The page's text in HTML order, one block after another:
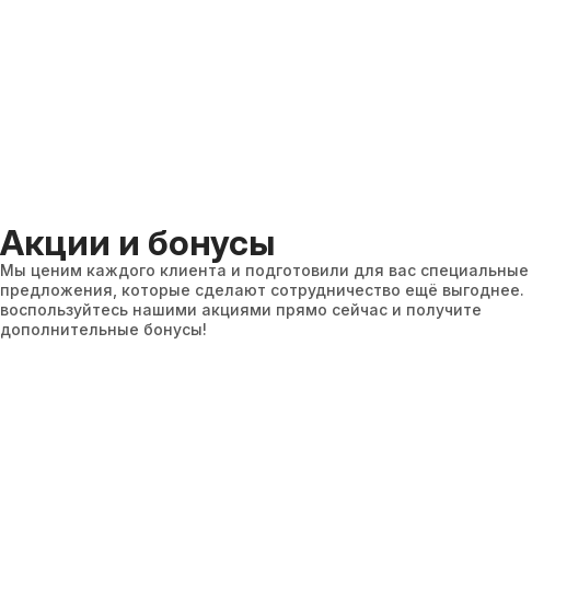
Акции и бонусы
Мы ценим каждого клиента и подготовили для вас специальные
предложения, которые сделают сотрудничество ещё выгоднее.
воспользуйтесь нашими акциями прямо сейчас и получите
дополнительные бонусы!